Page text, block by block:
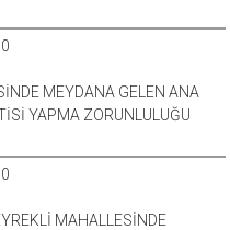
MEYDANA GELEN ANA
YAPMA ZORUNLULUĞU
MAHALLESİNDE